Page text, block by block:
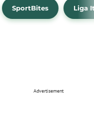
SportBites Liga
Advertisement